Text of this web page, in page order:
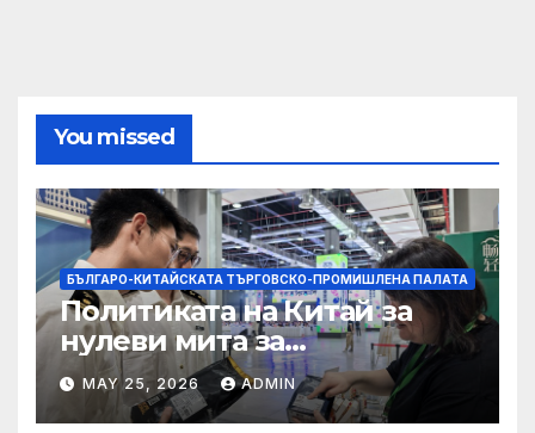
You missed
БЪЛГАРО-КИТАЙСКАТА ТЪРГОВСКО-ПРОМИШЛЕНА ПАЛАТА
Политиката на Китай за
нулеви мита за
африканските страни е от
полза за кафе индустрията
MAY 25, 2026 ADMIN